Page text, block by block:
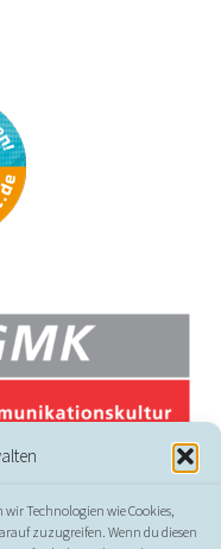
Technologien wie Cookies,
zuzugreifen. Wenn du diesen